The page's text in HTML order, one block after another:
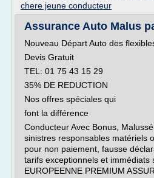
chere jeune conducteur
Assurance Auto Malus
Nouveau Départ Auto des
Devis Gratuit
TEL: 01 75 43 15 29
35% DE REDUCTION
Nos offres spéciales qui
font la différence
Conducteur Avec Bonus,
sinistres responsables matériels
pour non paiement, fausse
tarifs exceptionnels et immédiats
EUROPEENNE PREMIUM